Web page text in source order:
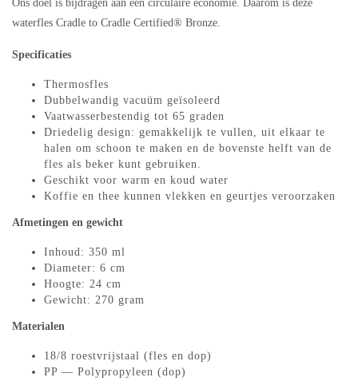
Ons doel is bijdragen aan een circulaire economie. Daarom is deze
waterfles Cradle to Cradle Certified® Bronze.
Specificaties
Thermosfles
Dubbelwandig vacuüm geïsoleerd
Vaatwasserbestendig tot 65 graden
Driedelig design: gemakkelijk te vullen, uit elkaar te
halen om schoon te maken en de bovenste helft van de
fles als beker kunt gebruiken.
Geschikt voor warm en koud water
Koffie en thee kunnen vlekken en geurtjes veroorzaken
Afmetingen en gewicht
Inhoud: 350 ml
Diameter: 6 cm
Hoogte: 24 cm
Gewicht: 270 gram
Materialen
18/8 roestvrijstaal (fles en dop)
PP — Polypropyleen (dop)